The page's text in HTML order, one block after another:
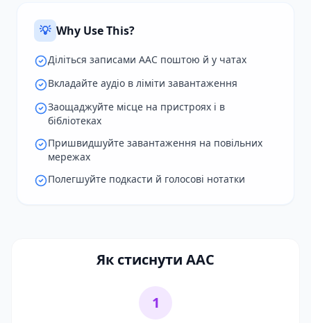
💡 Why Use This?
Діліться записами AAC поштою й у чатах
Вкладайте аудіо в ліміти завантаження
Заощаджуйте місце на пристроях і в
бібліотеках
Пришвидшуйте завантаження на повільних
мережах
Полегшуйте подкасти й голосові нотатки
Як стиснути AAC
1